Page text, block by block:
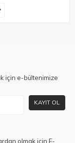
için e-bültenimize
KAYIT OL
olmak için E-